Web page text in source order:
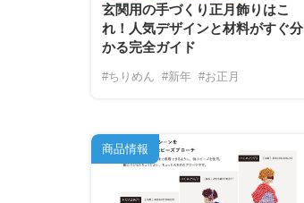
玄関用の手づくり正月飾りはこ
れ！人気デザインと材料がすぐ分
かる完全ガイド
#ちりめん #新年 #お正月
商品情報